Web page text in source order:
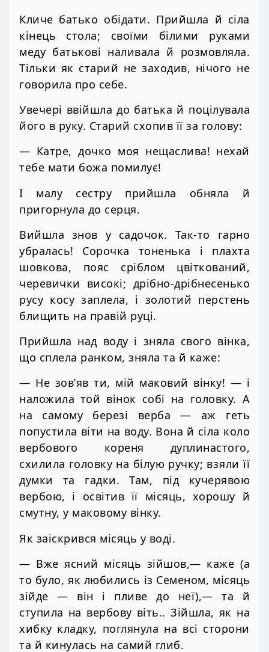
Кличе батько обідати. Прийшла й сіла
кінець стола; своїми білими руками
меду батькові наливала й розмовляла.
Тільки як старий не заходив, нічого не
говорила про себе.
Увечері ввійшла до батька й поцілувала
його в руку. Старий схопив її за голову:
— Катре, дочко моя нещаслива! нехай
тебе мати божа помилує!
І малу сестру прийшла обняла й
пригорнула до серця.
Вийшла знов у садочок. Так-то гарно
убралась! Сорочка тоненька і плахта
шовкова, пояс сріблом цвіткований,
черевички високі; дрібно-дрібнесенько
русу косу заплела, і золотий перстень
блищить на правій руці.
Прийшла над воду і зняла свого вінка,
що сплела ранком, зняла та й каже:
— Не зов’яв ти, мій маковий вінку! — і
наложила той вінок собі на головку. А
на самому березі верба — аж геть
попустила віти на воду. Вона й сіла коло
вербового кореня дуплинастого,
схилила головку на білую ручку; взяли її
думки та гадки. Там, під кучерявою
вербою, і освітив її місяць, хорошу й
смутну, у маковому вінку.
Як заіскрився місяць у воді.
— Вже ясний місяць зійшов,— каже (а
то було, як любились із Семеном, місяць
зійде — він і пливе до неї),— та й
ступила на вербову віть.. Зійшла, як на
хибку кладку, поглянула на всі сторони
та й кинулась на самий глиб.